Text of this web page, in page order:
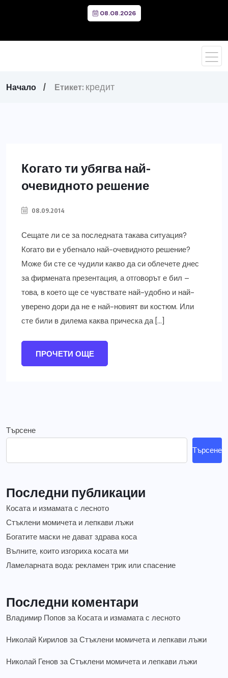
08.08.2026
Начало Етикет: кредит
Когато ти убягва най-
очевидното решение
08.09.2014
Сещате ли се за последната такава ситуация?
Когато ви е убегнало най-очевидното решение?
Може би сте се чудили какво да си облечете днес
за фирмената презентация, а отговорът е бил –
това, в което ще се чувствате най-удобно и най-
уверено дори да не е най-новият ви костюм. Или
сте били в дилема каква прическа да […]
ПРОЧЕТИ ОЩЕ
Търсене
Търсене
Последни публикации
Косата и измамата с лесното
Стъклени момичета и лепкави лъжи
Богатите маски не дават здрава коса
Вълните, които изгориха косата ми
Ламеларната вода: рекламен трик или спасение
Последни коментари
Владимир Попов за Косата и измамата с лесното
Николай Кирилов заСтъклени момичета и лепкави лъжи
Николай Генов заСтъклени момичета и лепкави лъжи